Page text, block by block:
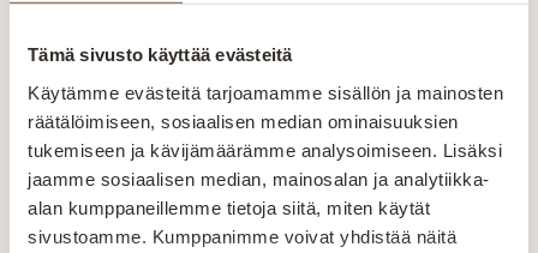
Tämä sivusto käyttää evästeitä
Käytämme evästeitä tarjoamamme sisällön ja mainosten
räätälöimiseen, sosiaalisen median ominaisuuksien
tukemiseen ja kävijämäärämme analysoimiseen. Lisäksi
jaamme sosiaalisen median, mainosalan ja analytiikka-
alan kumppaneillemme tietoja siitä, miten käytät
sivustoamme. Kumppanimme voivat yhdistää näitä
Inspiraatiota
tilaratkaisuihin
Liity uutiskirjeen tilaajaksi